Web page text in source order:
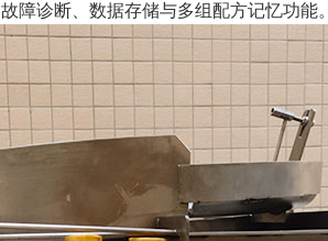
障诊断、数据存储与多组配方记忆功能。